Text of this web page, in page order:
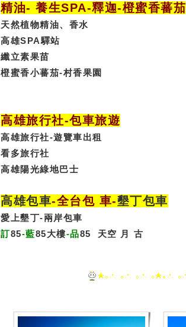
精油- 養生SPA-釋迦-橙蜜香蕃茄
天然植物精油、香水
高雄SPA驛站
纖立素果苗
橙蜜香小蕃茄-村香果園
高雄旅行社-包車旅遊
高雄旅行社-遊覽車出租
看多旅行社
高雄陽光綠地巴士
高雄包車-全台包 車-墾丁包車
愛上墾丁-兩岸包車
訂85-藍85大樓-品85 天空 月 古